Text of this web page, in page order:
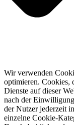
Wir verwenden
optimieren. Cookies,
Dienste auf dieser
nach der
der Nutzer jederzeit
einzelne Cookie-